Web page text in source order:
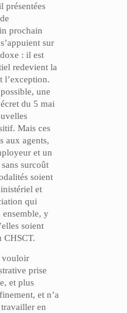
présentées
prochain
sur
: il est
redevient la
l’exception.
une
du 5 mai
Mais ces
aux agents,
et un
surcoût
soient
et
qui
ensemble, y
soient
CHSCT.
vouloir
prise
et plus
et n’a
en